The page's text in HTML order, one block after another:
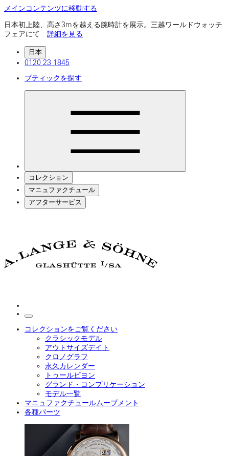
メインコンテンツに移動する
日本初上陸、高さ3mを越える腕時計を展示。三越ワールドウォッチ
フェアにて 詳細を見る
日本
0120 23 1845
ブティックを探す
コレクション
マニュファクチュール
アフターサービス
コレクションをご覧ください
クラシックモデル
アウトサイズデイト
クロノグラフ
永久カレンダー
トゥールビヨン
グランド・コンプリケーション
モデル一覧
マニュファクチュールムーブメント
各種パーツ